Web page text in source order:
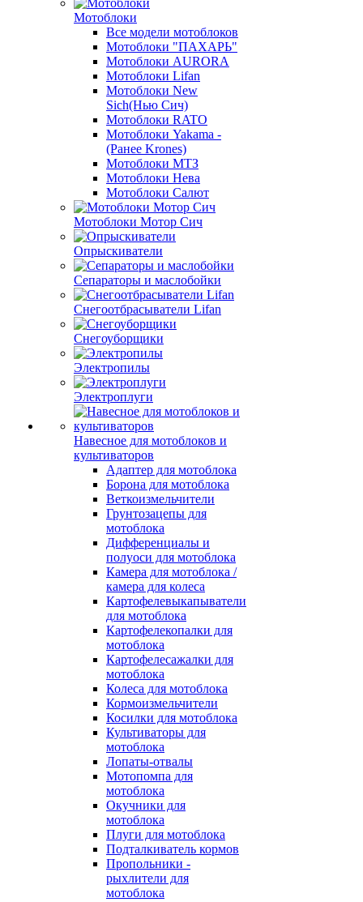
Мотоблоки
Все модели мотоблоков
Мотоблоки "ПАХАРЬ"
Мотоблоки AURORA
Мотоблоки Lifan
Мотоблоки New
Sich(Нью Сич)
Мотоблоки RATO
Мотоблоки Yakama -
(Ранее Krones)
Мотоблоки МТЗ
Мотоблоки Нева
Мотоблоки Салют
Мотоблоки Мотор Сич
Опрыскиватели
Сепараторы и маслобойки
Снегоотбрасыватели Lifan
Снегоуборщики
Электропилы
Электроплуги
Навесное для мотоблоков и
культиваторов
Адаптер для мотоблока
Борона для мотоблока
Веткоизмельчители
Грунтозацепы для
мотоблока
Дифференциалы и
полуоси для мотоблока
Камера для мотоблока /
камера для колеса
Картофелевыкапыватели
для мотоблока
Картофелекопалки для
мотоблока
Картофелесажалки для
мотоблока
Колеса для мотоблока
Кормоизмельчители
Косилки для мотоблока
Культиваторы для
мотоблока
Лопаты-отвалы
Мотопомпа для
мотоблока
Окучники для
мотоблока
Плуги для мотоблока
Подталкиватель кормов
Пропольники -
рыхлители для
мотоблока